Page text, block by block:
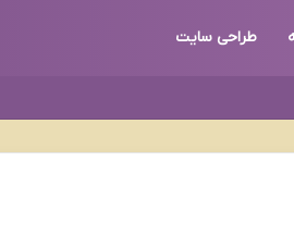
طراحی سایت